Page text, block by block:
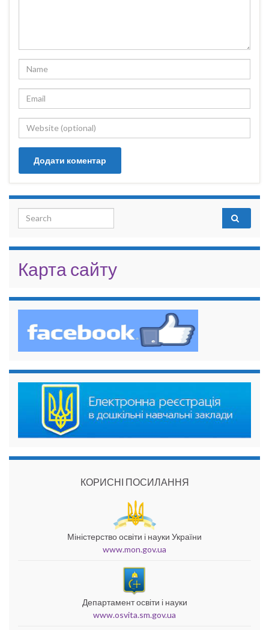
Search for:
Карта сайту
КОРИСНІ ПОСИЛАННЯ
Міністерство освіти і науки України
www.mon.gov.ua
Департамент освіти і науки
www.osvita.sm.gov.ua